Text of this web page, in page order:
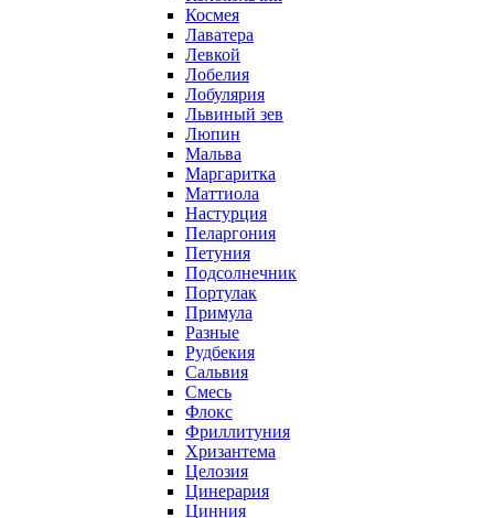
Космея
Лаватера
Левкой
Лобелия
Лобулярия
Львиный зев
Люпин
Мальва
Маргаритка
Маттиола
Настурция
Пеларгония
Петуния
Подсолнечник
Портулак
Примула
Разные
Рудбекия
Сальвия
Смесь
Флокс
Фриллитуния
Хризантема
Целозия
Цинерария
Цинния